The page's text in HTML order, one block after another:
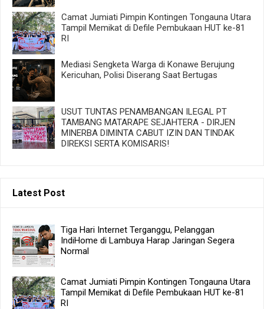
Camat Jumiati Pimpin Kontingen Tongauna Utara
Tampil Memikat di Defile Pembukaan HUT ke-81
RI
Mediasi Sengketa Warga di Konawe Berujung
Kericuhan, Polisi Diserang Saat Bertugas
USUT TUNTAS PENAMBANGAN ILEGAL PT
TAMBANG MATARAPE SEJAHTERA - DIRJEN
MINERBA DIMINTA CABUT IZIN DAN TINDAK
DIREKSI SERTA KOMISARIS!
Latest Post
Tiga Hari Internet Terganggu, Pelanggan
IndiHome di Lambuya Harap Jaringan Segera
Normal
Camat Jumiati Pimpin Kontingen Tongauna Utara
Tampil Memikat di Defile Pembukaan HUT ke-81
RI